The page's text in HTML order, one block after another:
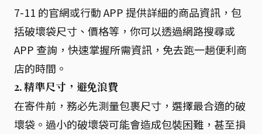
7-11 的官網或行動 APP 提供詳細的商品資訊，包
括破壞袋尺寸、價格等，你可以透過網路搜尋或
APP 查詢，快速掌握所需資訊，免去跑一趟便利商
店的時間。
2. 精準尺寸，避免浪費
在寄件前，務必先測量包裹尺寸，選擇最合適的破
壞袋。過小的破壞袋可能會造成包裝困難，甚至損